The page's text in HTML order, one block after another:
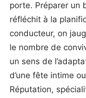
porte. Préparer un
réfléchit à la
conducteur, on
le nombre de
un sens de
d’une fête intime
Réputation,